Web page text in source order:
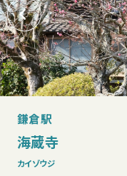
鎌倉駅
海蔵寺
カイゾウジ